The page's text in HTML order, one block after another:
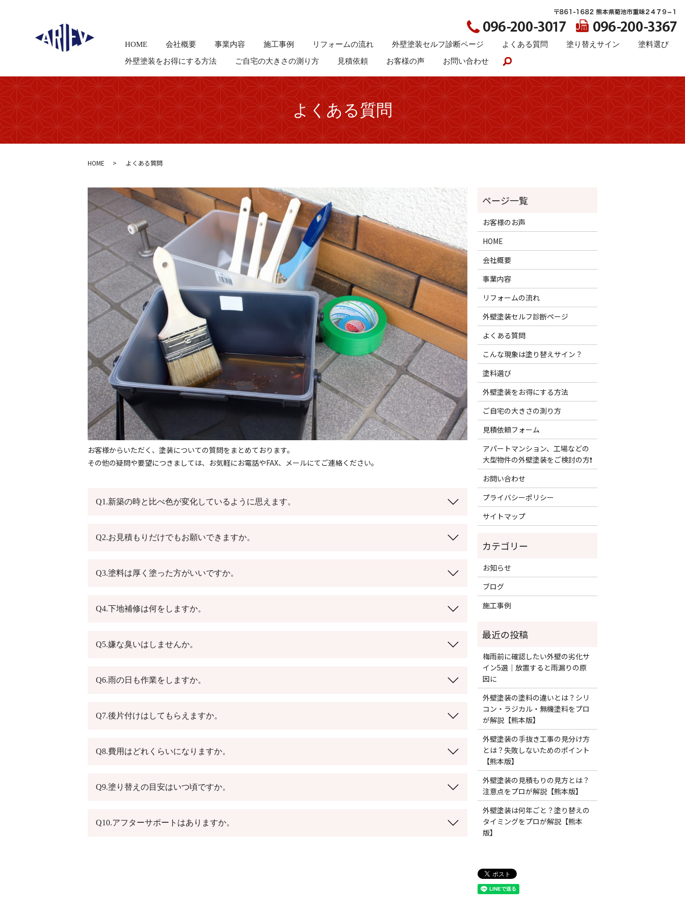
HOME 会社概要 事業内容 施工事例 リフォームの流れ 外壁塗装セルフ診断ページ よくある質問 塗り替えサイン 塗料選び
外壁塗装をお得にする方法 ご自宅の大きさの測り方 見積依頼 お客様の声 お問い合わせ search
よくある質問
HOME よくある質問
お客様からいただく、塗装についての質問をまとめております。
その他の疑問や要望につきましては、お気軽にお電話やFAX、メールにてご連絡ください。
Q1.新築の時と比べ色が変化しているように思えます。
Q2.お見積もりだけでもお願いできますか。
Q3.塗料は厚く塗った方がいいですか。
Q4.下地補修は何をしますか。
Q5.嫌な臭いはしませんか。
Q6.雨の日も作業をしますか。
Q7.後片付けはしてもらえますか。
Q8.費用はどれくらいになりますか。
Q9.塗り替えの目安はいつ頃ですか。
Q10.アフターサポートはありますか。
お客様のお声
HOME
会社概要
事業内容
リフォームの流れ
外壁塗装セルフ診断ページ
よくある質問
こんな現象は塗り替えサイン？
塗料選び
外壁塗装をお得にする方法
ご自宅の大きさの測り方
見積依頼フォーム
アパートマンション、工場などの
大型物件の外壁塗装をご検討の方❗️
お問い合わせ
プライバシーポリシー
サイトマップ
お知らせ
ブログ
施工事例
梅雨前に確認したい外壁の劣化サ
イン5選｜放置すると雨漏りの原
因に
外壁塗装の塗料の違いとは？シリ
コン・ラジカル・無機塗料をプロ
が解説【熊本版】
外壁塗装の手抜き工事の見分け方
とは？失敗しないためのポイント
【熊本版】
外壁塗装の見積もりの見方とは？
注意点をプロが解説【熊本版】
外壁塗装は何年ごと？塗り替えの
タイミングをプロが解説【熊本
版】